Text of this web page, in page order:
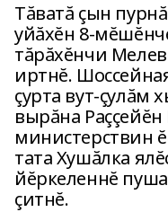
Тăватă çын
уйăхĕн 8-
тăрăхĕнчи
иртнĕ.
çурта вут-çулăм
вырăна Раççейĕн
министерствин
тата Хушăлка
йĕркеленнĕ
çитнĕ.